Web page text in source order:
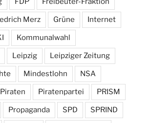
Merz Grüne Internet
Kommunalwahl
Leipzig Leipziger Zeitung
Mindestlohn NSA
Piraten Piratenpartei PRISM
Propaganda SPD SPRIND